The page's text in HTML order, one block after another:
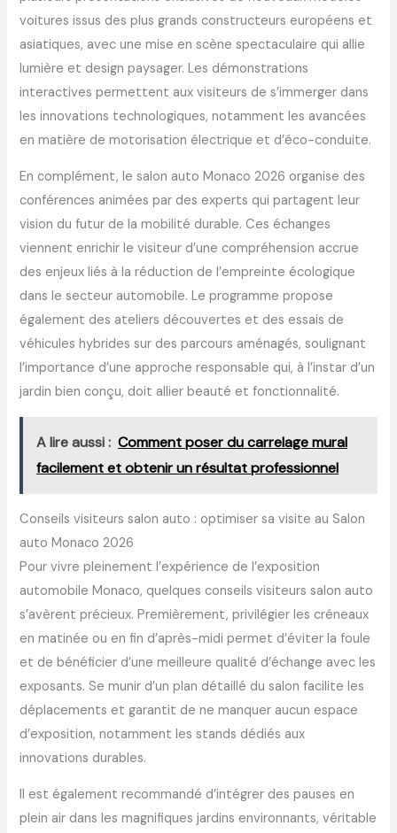
voitures issus des plus grands constructeurs européens et
asiatiques, avec une mise en scène spectaculaire qui allie
lumière et design paysager. Les démonstrations
interactives permettent aux visiteurs de s’immerger dans
les innovations technologiques, notamment les avancées
en matière de motorisation électrique et d’éco-conduite.
En complément, le salon auto Monaco 2026 organise des
conférences animées par des experts qui partagent leur
vision du futur de la mobilité durable. Ces échanges
viennent enrichir le visiteur d’une compréhension accrue
des enjeux liés à la réduction de l’empreinte écologique
dans le secteur automobile. Le programme propose
également des ateliers découvertes et des essais de
véhicules hybrides sur des parcours aménagés, soulignant
l’importance d’une approche responsable qui, à l’instar d’un
jardin bien conçu, doit allier beauté et fonctionnalité.
A lire aussi : Comment poser du carrelage mural
facilement et obtenir un résultat professionnel
Conseils visiteurs salon auto : optimiser sa visite au Salon
auto Monaco 2026
Pour vivre pleinement l’expérience de l’exposition
automobile Monaco, quelques conseils visiteurs salon auto
s’avèrent précieux. Premièrement, privilégier les créneaux
en matinée ou en fin d’après-midi permet d’éviter la foule
et de bénéficier d’une meilleure qualité d’échange avec les
exposants. Se munir d’un plan détaillé du salon facilite les
déplacements et garantit de ne manquer aucun espace
d’exposition, notamment les stands dédiés aux
innovations durables.
Il est également recommandé d’intégrer des pauses en
plein air dans les magnifiques jardins environnants, véritable